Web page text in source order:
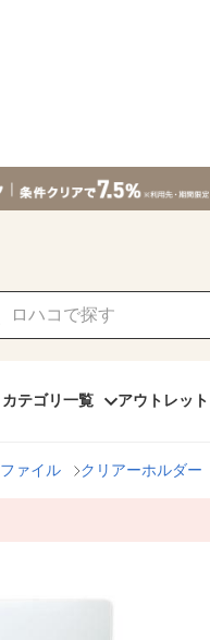
カテゴリ一覧 アウトレット
ファイル クリアーホルダー